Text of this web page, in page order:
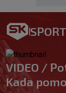
SPORT
VIDEO /
Kada